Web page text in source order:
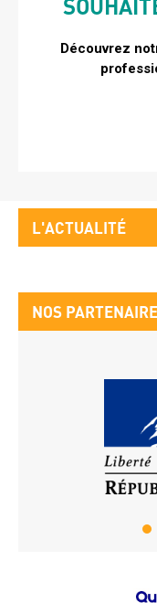
Découvrez
Titre
bloc
L'ACTUALITÉ
Titre
bloc
NOS
Image